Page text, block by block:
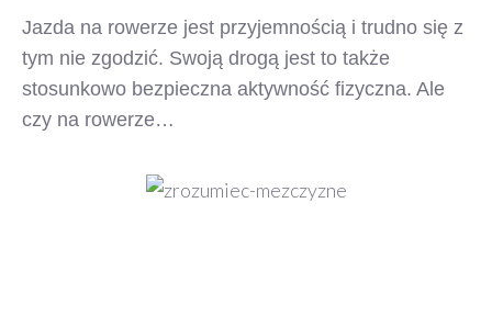
Jazda na rowerze jest przyjemnością i trudno się z
tym nie zgodzić. Swoją drogą jest to także
stosunkowo bezpieczna aktywność fizyczna. Ale
czy na rowerze…